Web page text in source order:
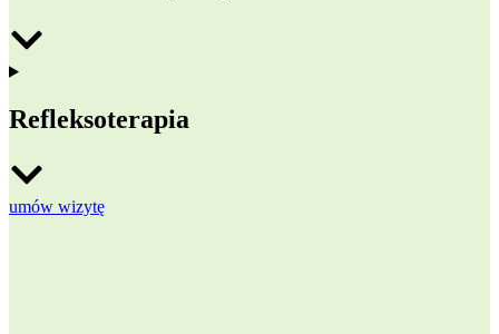
Refleksoterapia
umów wizytę